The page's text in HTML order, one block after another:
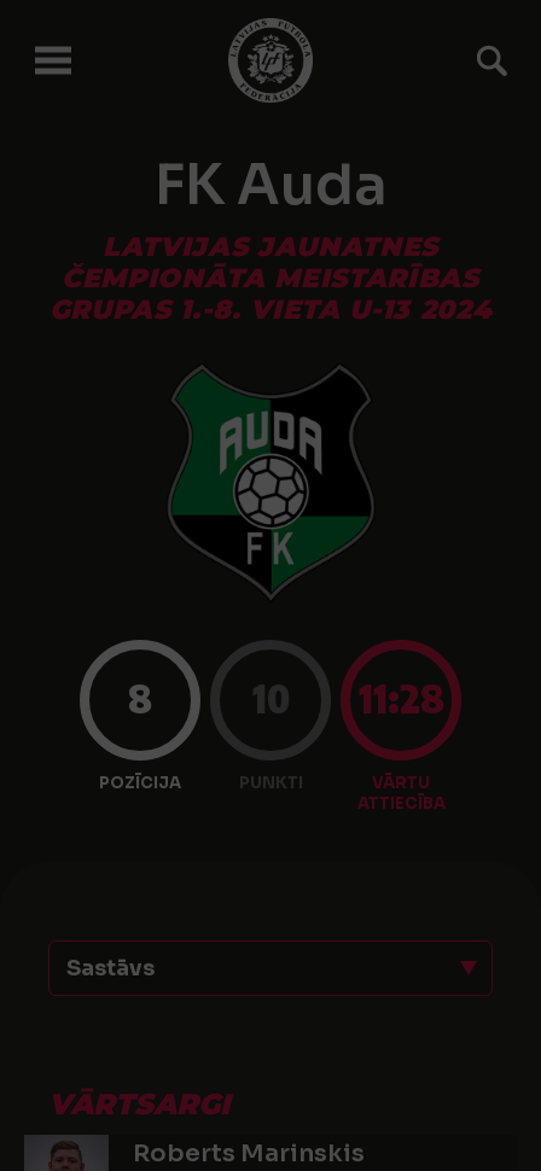
FK Auda
LATVIJAS JAUNATNES
ČEMPIONĀTA MEISTARĪBAS
GRUPAS 1.-8. VIETA U-13 2024
8
POZĪCIJA
10
PUNKTI
11:28
VĀRTU
ATTIECĪBA
Sastāvs
VĀRTSARGI
Roberts Marinskis